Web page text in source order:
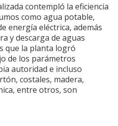
contempló la eficiencia
como agua potable,
energía eléctrica, además
y descarga de aguas
que la planta logró
de los parámetros
autoridad e incluso
costales, madera,
entre otros, son